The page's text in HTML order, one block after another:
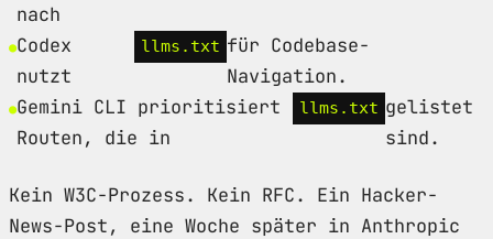
nach
Codex
nutzt
llms.txt für Codebase-
Navigation.
Gemini CLI prioritisiert
Routen, die in
llms.txt gelistet
sind.
Kein W3C-Prozess. Kein RFC. Ein Hacker-
News-Post, eine Woche später in Anthropic